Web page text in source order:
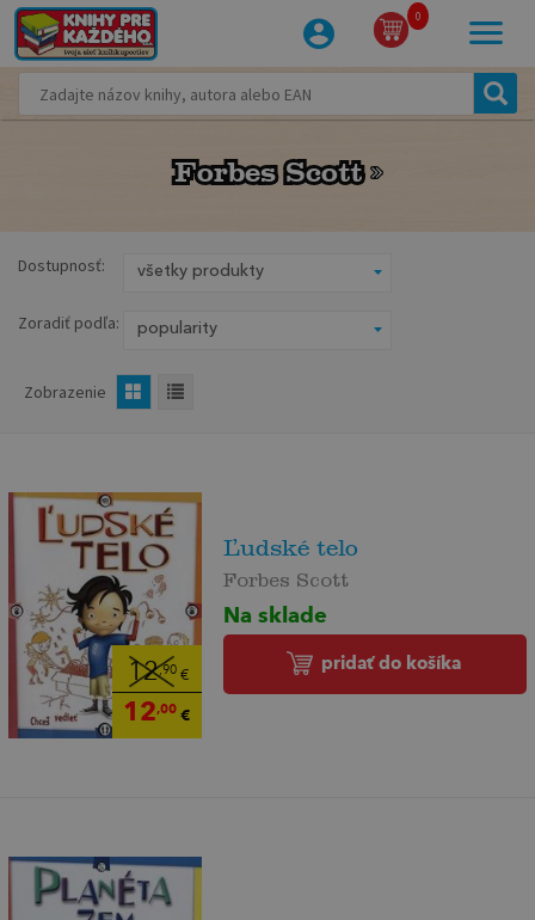
0
Forbes Scott
Forbes Scott
Dostupnosť:
Zoradiť podľa:
Zobrazenie
12,90€
12,00€
Ľudské telo
Forbes Scott
Na sklade
pridať do košíka